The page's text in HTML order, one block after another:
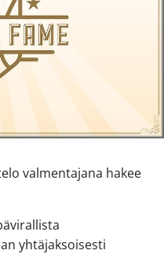
valmentajana hakee
yhtäjaksoisesti